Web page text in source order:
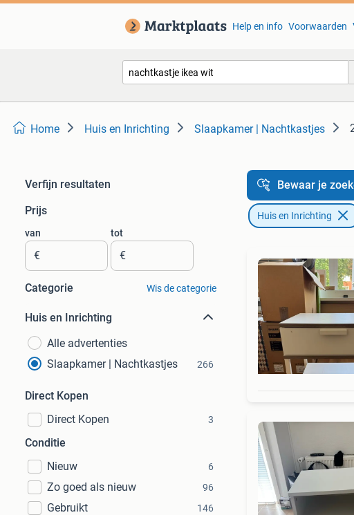
Help en info Voorwaarden
Home Huis en Inrichting Slaapkamer | Nachtkastjes
Verfijn resultaten
Prijs
van
€
tot
€
Categorie Wis de categorie
Huis en Inrichting
Alle advertenties
Slaapkamer | Nachtkastjes
266
Direct Kopen
Direct Kopen
3
Conditie
Nieuw
6
Zo goed als nieuw 96
Gebruikt 146
Bewaar je
Huis en Inrichting